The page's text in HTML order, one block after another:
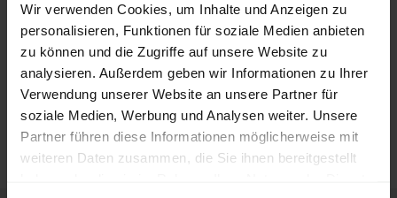
Wir verwenden Cookies, um Inhalte und Anzeigen zu
personalisieren, Funktionen für soziale Medien anbieten
zu können und die Zugriffe auf unsere Website zu
analysieren. Außerdem geben wir Informationen zu Ihrer
Verwendung unserer Website an unsere Partner für
soziale Medien, Werbung und Analysen weiter. Unsere
Partner führen diese Informationen möglicherweise mit
weiteren Daten zusammen, die Sie ihnen bereitgestellt
lose Ware Sackware
September
2025
Januar
2026
Mai
2026
250 €
Die aktuelle Preisentwicklung für Holzpellets in Deutschland
können Sie jederzeit auf unsererPelletspreise-Seite
nachvollziehen.